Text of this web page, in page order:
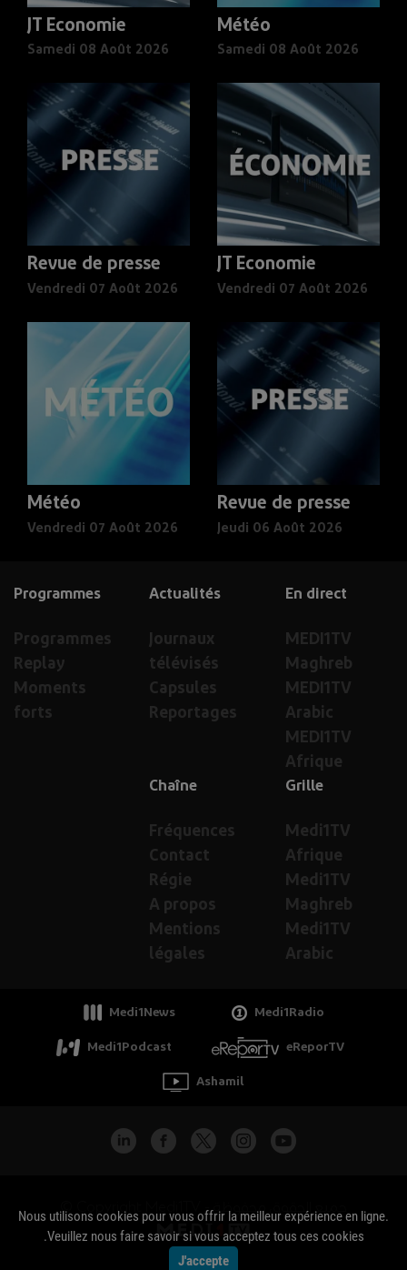
JT Economie
Samedi 08 Août 2026
Météo
Samedi 08 Août 2026
Revue de presse
Vendredi 07 Août 2026
JT Economie
Vendredi 07 Août 2026
Météo
Vendredi 07 Août 2026
Revue de presse
Jeudi 06 Août 2026
En direct
MEDI1TV
Maghreb
MEDI1TV
Arabic
MEDI1TV
Afrique
Actualités
Journaux
télévisés
Capsules
Reportages
Programmes
Programmes
Replay
Moments
forts
Grille
Medi1TV
Afrique
Medi1TV
Maghreb
Medi1TV
Arabic
Chaîne
Fréquences
Contact
Régie
A propos
Mentions
légales
Medi1News Medi1Radio
Medi1Podcast eReporTV
Ashamil
جميع الحقوق محفوظة - Copyright Medi1TV ©
Nous utilisons cookies pour vous offrir la meilleur expérience en ligne.
Veuillez nous faire savoir si vous acceptez tous ces cookies.
J'accepte